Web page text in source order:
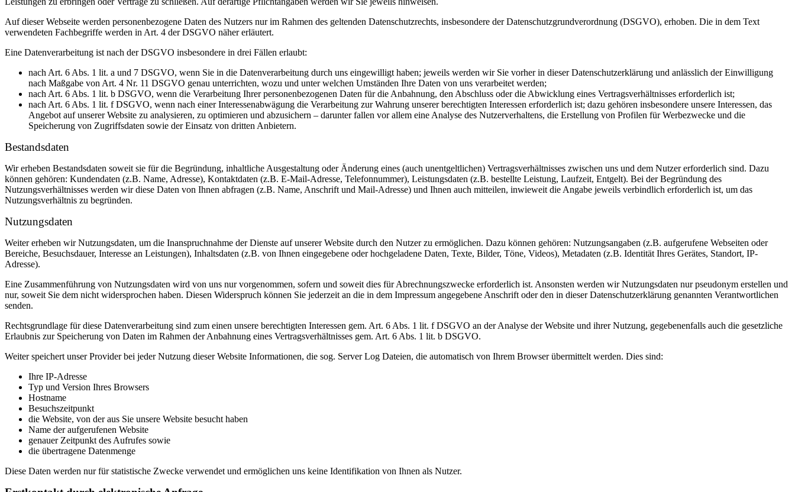
Auf dieser Webseite werden personenbezogene Daten des Nutzers nur im Rahmen des geltenden Datenschutzrechts, insbesondere der Datenschutzgrundverordnung (DSGVO), erhoben. Die in dem Text
verwendeten Fachbegriffe werden in Art. 4 der DSGVO näher erläutert.
Eine Datenverarbeitung ist nach der DSGVO insbesondere in drei Fällen erlaubt:
nach Art. 6 Abs. 1 lit. a und 7 DSGVO, wenn Sie in die Datenverarbeitung durch uns eingewilligt haben; jeweils werden wir Sie vorher in dieser Datenschutzerklärung und anlässlich der Einwilligung
nach Maßgabe von Art. 4 Nr. 11 DSGVO genau unterrichten, wozu und unter welchen Umständen Ihre Daten von uns verarbeitet werden;
nach Art. 6 Abs. 1 lit. b DSGVO, wenn die Verarbeitung Ihrer personenbezogenen Daten für die Anbahnung, den Abschluss oder die Abwicklung eines Vertragsverhältnisses erforderlich ist;
nach Art. 6 Abs. 1 lit. f DSGVO, wenn nach einer Interessenabwägung die Verarbeitung zur Wahrung unserer berechtigten Interessen erforderlich ist; dazu gehören insbesondere unsere Interessen, das
Angebot auf unserer Website zu analysieren, zu optimieren und abzusichern – darunter fallen vor allem eine Analyse des Nutzerverhaltens, die Erstellung von Profilen für Werbezwecke und die
Speicherung von Zugriffsdaten sowie der Einsatz von dritten Anbietern.
Bestandsdaten
Wir erheben Bestandsdaten soweit sie für die Begründung, inhaltliche Ausgestaltung oder Änderung eines (auch unentgeltlichen) Vertragsverhältnisses zwischen uns und dem Nutzer erforderlich sind. Dazu
können gehören: Kundendaten (z.B. Name, Adresse), Kontaktdaten (z.B. E-Mail-Adresse, Telefonnummer), Leistungsdaten (z.B. bestellte Leistung, Laufzeit, Entgelt). Bei der Begründung des
Nutzungsverhältnisses werden wir diese Daten von Ihnen abfragen (z.B. Name, Anschrift und Mail-Adresse) und Ihnen auch mitteilen, inwieweit die Angabe jeweils verbindlich erforderlich ist, um das
Nutzungsverhältnis zu begründen.
Nutzungsdaten
Weiter erheben wir Nutzungsdaten, um die Inanspruchnahme der Dienste auf unserer Website durch den Nutzer zu ermöglichen. Dazu können gehören: Nutzungsangaben (z.B. aufgerufene Webseiten oder
Bereiche, Besuchsdauer, Interesse an Leistungen), Inhaltsdaten (z.B. von Ihnen eingegebene oder hochgeladene Daten, Texte, Bilder, Töne, Videos), Metadaten (z.B. Identität Ihres Gerätes, Standort, IP-
Adresse).
Eine Zusammenführung von Nutzungsdaten wird von uns nur vorgenommen, sofern und soweit dies für Abrechnungszwecke erforderlich ist. Ansonsten werden wir Nutzungsdaten nur pseudonym erstellen und
nur, soweit Sie dem nicht widersprochen haben. Diesen Widerspruch können Sie jederzeit an die in dem Impressum angegebene Anschrift oder den in dieser Datenschutzerklärung genannten Verantwortlichen
senden.
Rechtsgrundlage für diese Datenverarbeitung sind zum einen unsere berechtigten Interessen gem. Art. 6 Abs. 1 lit. f DSGVO an der Analyse der Website und ihrer Nutzung, gegebenenfalls auch die gesetzliche
Erlaubnis zur Speicherung von Daten im Rahmen der Anbahnung eines Vertragsverhältnisses gem. Art. 6 Abs. 1 lit. b DSGVO.
Weiter speichert unser Provider bei jeder Nutzung dieser Website Informationen, die sog. Server Log Dateien, die automatisch von Ihrem Browser übermittelt werden. Dies sind:
Ihre IP-Adresse
Typ und Version Ihres Browsers
Hostname
Besuchszeitpunkt
die Website, von der aus Sie unsere Website besucht haben
Name der aufgerufenen Website
genauer Zeitpunkt des Aufrufes sowie
die übertragene Datenmenge
Diese Daten werden nur für statistische Zwecke verwendet und ermöglichen uns keine Identifikation von Ihnen als Nutzer.